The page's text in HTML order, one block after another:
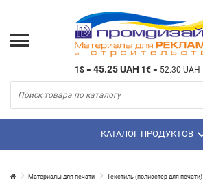
1$ = 45.25 UAH 1€ = 52.30 UAH
КАТАЛОГ ПРОДУКТОВ
Материалы для печати Текстиль (полиэстер для печати)